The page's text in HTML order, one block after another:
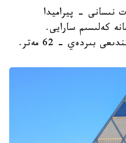
نىسانى - پيراميدا
كەلىسىم سارايى.
بىردەي - 62 مەتر.